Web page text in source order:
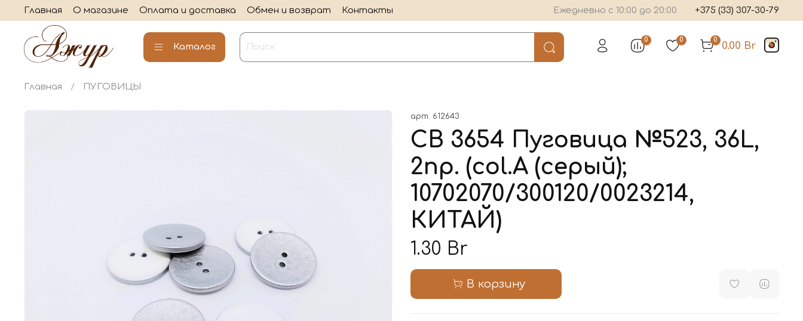
Главная О магазине Оплата и доставка Обмен и возврат Контакты Ежедневно с 10:00 до 20:00 +375 (33) 307-30-79
Каталог
0 0 0
0.00 Br
Главная ПУГОВИЦЫ
арт. 612643
CB 3654 Пуговица №523, 36L,
2пр. (col.A (серый);
10702070/300120/0023214,
КИТАЙ)
1.30 Br
В корзину